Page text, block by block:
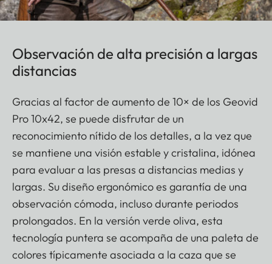
Observación de alta precisión a largas
distancias
Gracias al factor de aumento de 10× de los Geovid
Pro 10x42, se puede disfrutar de un
reconocimiento nítido de los detalles, a la vez que
se mantiene una visión estable y cristalina, idónea
para evaluar a las presas a distancias medias y
largas. Su diseño ergonómico es garantía de una
observación cómoda, incluso durante periodos
prolongados. En la versión verde oliva, esta
tecnología puntera se acompaña de una paleta de
colores típicamente asociada a la caza que se